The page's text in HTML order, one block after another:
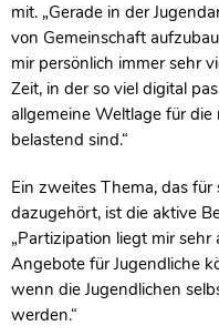
mit. „Gerade in der
von Gemeinschaft
mir persönlich immer sehr
Zeit, in der so viel digital
allgemeine Weltlage für
belastend sind.“
Ein zweites Thema, das
dazugehört, ist die aktive
„Partizipation liegt mir
Angebote für Jugendliche
wenn die Jugendlichen
werden.“